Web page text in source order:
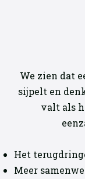
We zien dat
sijpelt en
valt als
Het
Meer